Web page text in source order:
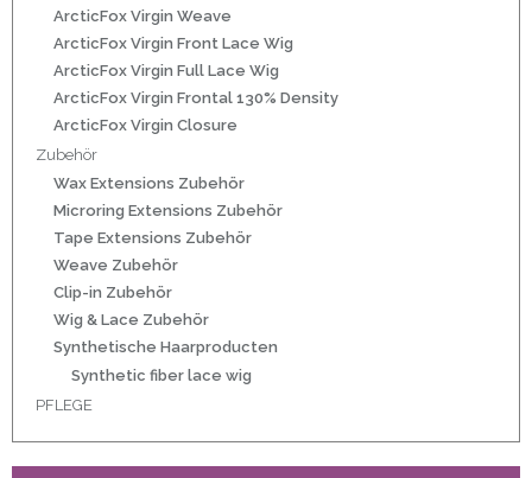
ArcticFox Virgin Weave
ArcticFox Virgin Front Lace Wig
ArcticFox Virgin Full Lace Wig
ArcticFox Virgin Frontal 130% Density
ArcticFox Virgin Closure
Zubehör
Wax Extensions Zubehör
Microring Extensions Zubehör
Tape Extensions Zubehör
Weave Zubehör
Clip-in Zubehör
Wig & Lace Zubehör
Synthetische Haarproducten
Synthetic fiber lace wig
PFLEGE